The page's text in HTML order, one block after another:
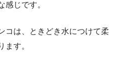
感じです。
コは、ときどき水につけて柔
ます。